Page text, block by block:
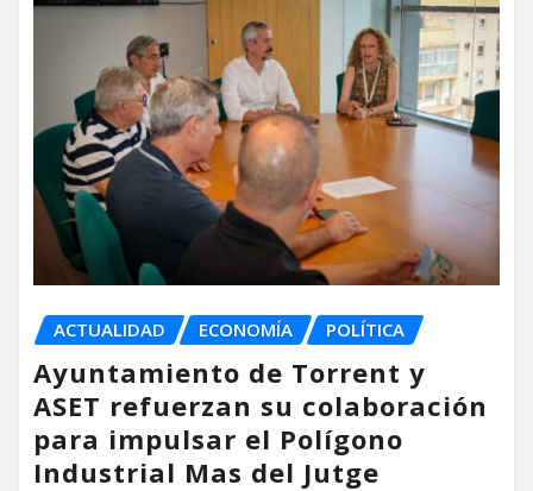
ACTUALIDAD ECONOMÍA POLÍTICA
Ayuntamiento de Torrent y
ASET refuerzan su colaboración
para impulsar el Polígono
Industrial Mas del Jutge